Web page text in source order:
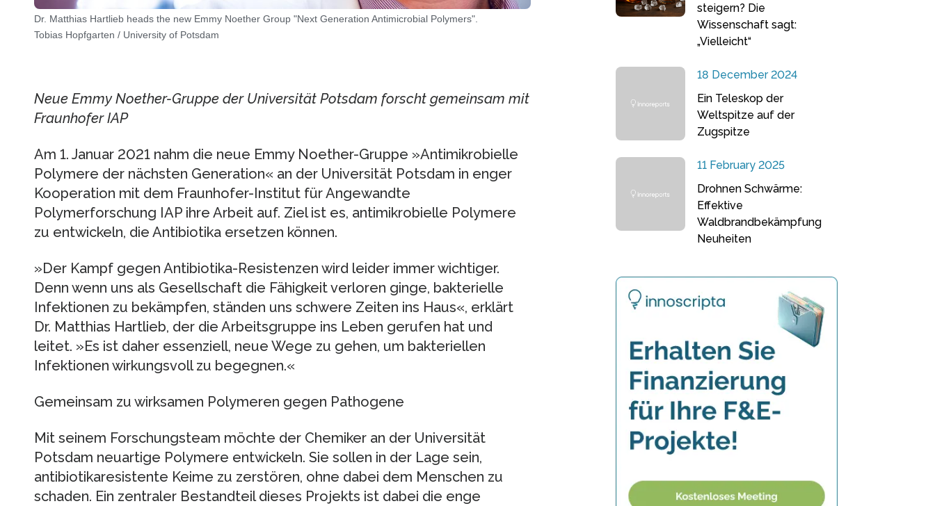
Dr. Matthias Hartlieb heads the new Emmy Noether Group "Next Generation Antimicrobial Polymers".
Tobias Hopfgarten / University of Potsdam
Neue Emmy Noether-Gruppe der Universität Potsdam forscht gemeinsam mit
Fraunhofer IAP
Am 1. Januar 2021 nahm die neue Emmy Noether-Gruppe »Antimikrobielle
Polymere der nächsten Generation« an der Universität Potsdam in enger
Kooperation mit dem Fraunhofer-Institut für Angewandte
Polymerforschung IAP ihre Arbeit auf. Ziel ist es, antimikrobielle Polymere
zu entwickeln, die Antibiotika ersetzen können.
»Der Kampf gegen Antibiotika-Resistenzen wird leider immer wichtiger.
Denn wenn uns als Gesellschaft die Fähigkeit verloren ginge, bakterielle
Infektionen zu bekämpfen, ständen uns schwere Zeiten ins Haus«, erklärt
Dr. Matthias Hartlieb, der die Arbeitsgruppe ins Leben gerufen hat und
leitet. »Es ist daher essenziell, neue Wege zu gehen, um bakteriellen
Infektionen wirkungsvoll zu begegnen.«
Gemeinsam zu wirksamen Polymeren gegen Pathogene
Mit seinem Forschungsteam möchte der Chemiker an der Universität
Potsdam neuartige Polymere entwickeln. Sie sollen in der Lage sein,
antibiotikaresistente Keime zu zerstören, ohne dabei dem Menschen zu
schaden. Ein zentraler Bestandteil dieses Projekts ist dabei die enge
steigern? Die
Wissenschaft sagt:
„Vielleicht“
18 December 2024
Ein Teleskop der
Weltspitze auf der
Zugspitze
11 February 2025
Drohnen Schwärme:
Effektive
Waldbrandbekämpfung
Neuheiten